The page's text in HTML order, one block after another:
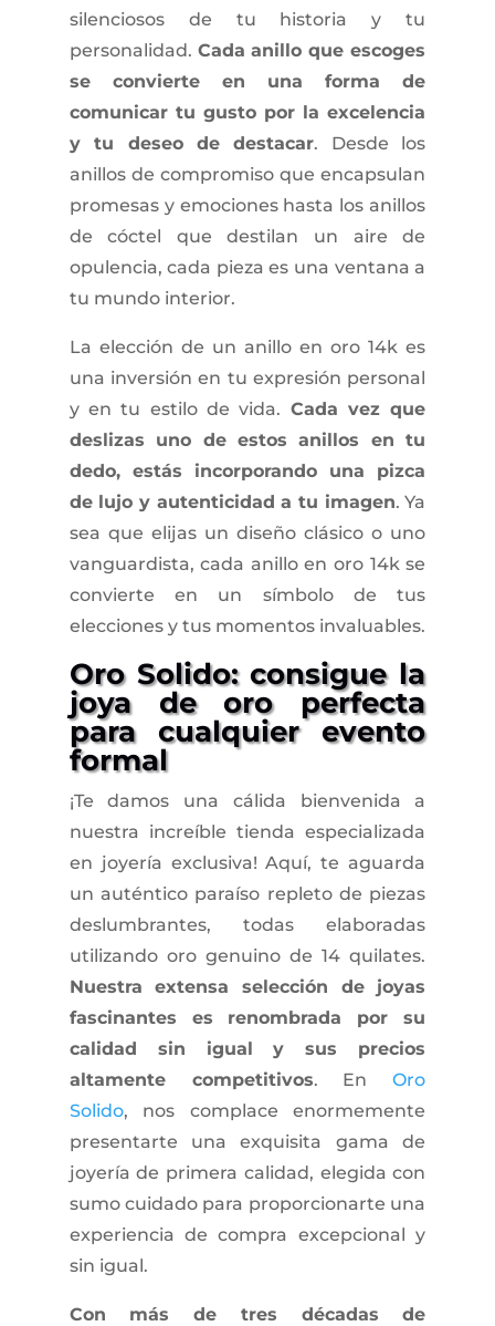
silenciosos de tu historia y tu
personalidad. Cada anillo que escoges
se convierte en una forma de
comunicar tu gusto por la excelencia
y tu deseo de destacar. Desde los
anillos de compromiso que encapsulan
promesas y emociones hasta los anillos
de cóctel que destilan un aire de
opulencia, cada pieza es una ventana a
tu mundo interior.
La elección de un anillo en oro 14k es
una inversión en tu expresión personal
y en tu estilo de vida. Cada vez que
deslizas uno de estos anillos en tu
dedo, estás incorporando una pizca
de lujo y autenticidad a tu imagen. Ya
sea que elijas un diseño clásico o uno
vanguardista, cada anillo en oro 14k se
convierte en un símbolo de tus
elecciones y tus momentos invaluables.
Oro Solido: consigue la
joya de oro perfecta
para cualquier evento
formal
¡Te damos una cálida bienvenida a
nuestra increíble tienda especializada
en joyería exclusiva! Aquí, te aguarda
un auténtico paraíso repleto de piezas
deslumbrantes, todas elaboradas
utilizando oro genuino de 14 quilates.
Nuestra extensa selección de joyas
fascinantes es renombrada por su
calidad sin igual y sus precios
altamente competitivos. EnOro
Solido, nos complace enormemente
presentarte una exquisita gama de
joyería de primera calidad, elegida con
sumo cuidado para proporcionarte una
experiencia de compra excepcional y
sin igual.
Con más de tres décadas de